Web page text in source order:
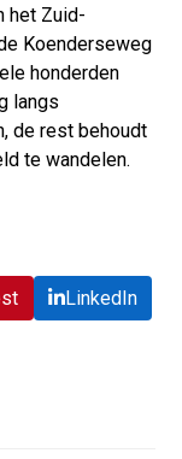
het Zuid-
Koenderseweg
honderden
langs
de rest behoudt
te wandelen.
LinkedIn